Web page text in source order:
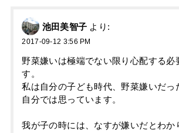
池田美智子 より:
2017-09-12 3:56 PM
野菜嫌いは極端でない限り心配する必
す。
私は自分の子ども時代、野菜嫌いだっ
自分では思っています。
我が子の時には、なすが嫌いだとわか